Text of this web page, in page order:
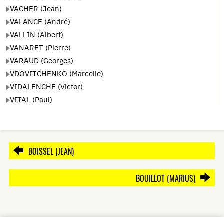
VACHER (Jean)
VALANCE (André)
VALLIN (Albert)
VANARET (Pierre)
VARAUD (Georges)
VDOVITCHENKO (Marcelle)
VIDALENCHE (Victor)
VITAL (Paul)
BOISSEL (JEAN)
BOUILLOT (MARIUS)